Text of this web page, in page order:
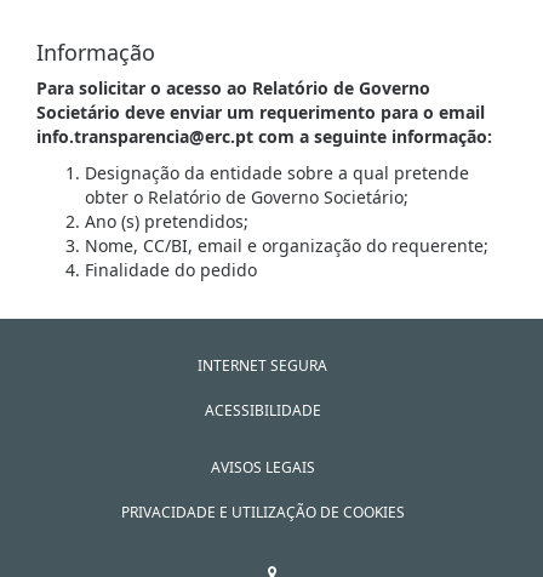
Informação
Para solicitar o acesso ao Relatório de Governo
Societário deve enviar um requerimento para o email
info.transparencia@erc.pt com a seguinte informação:
Designação da entidade sobre a qual pretende
obter o Relatório de Governo Societário;
Ano (s) pretendidos;
Nome, CC/BI, email e organização do requerente;
Finalidade do pedido
INTERNET SEGURA
ACESSIBILIDADE
AVISOS LEGAIS
PRIVACIDADE E UTILIZAÇÃO DE COOKIES